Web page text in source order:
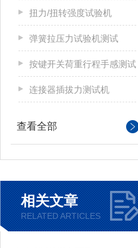
扭力/扭转强度试验机
弹簧拉压力试验机测试
按键开关荷重行程手感测试
连接器插拔力测试机
查看全部
相关文章
RELATED ARTICLES